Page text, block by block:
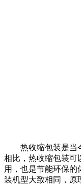
热收缩包装是当今
相比，热收缩包装可
用，也是节能环保
装机型大致相同，原